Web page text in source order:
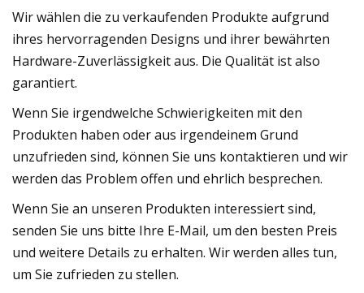
Wir wählen die zu verkaufenden Produkte aufgrund
ihres hervorragenden Designs und ihrer bewährten
Hardware-Zuverlässigkeit aus. Die Qualität ist also
garantiert.
Wenn Sie irgendwelche Schwierigkeiten mit den
Produkten haben oder aus irgendeinem Grund
unzufrieden sind, können Sie uns kontaktieren und wir
werden das Problem offen und ehrlich besprechen.
Wenn Sie an unseren Produkten interessiert sind,
senden Sie uns bitte Ihre E-Mail, um den besten Preis
und weitere Details zu erhalten. Wir werden alles tun,
um Sie zufrieden zu stellen.